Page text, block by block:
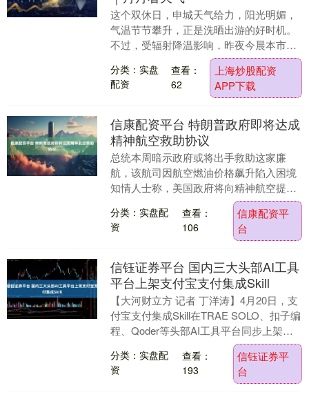
这个双休日，申城天气给力，阳光明媚，
气温节节攀升，正是洗晒出游的好时机。
不过，受辐射降温影响，昨夜今晨本市大
部郊区出现大雾天气，崇明、宝山和奉贤
个别站点能见度一....
分类：实盘
配资
查看：
62
上海炒股配资
APP下载
信康配资平台 特朗普政府即将达成
精神航空救助协议
总统本周暗示政府或将出手救助这家廉
航，该航司因航空燃油价格飙升陷入困境
知情人士称，美国政府将向精神航空提供
至多 5 亿美元贷款。 内容概要 特朗普政
府即将与精....
分类：实盘配
资
查看：
106
信康配资平
台
信钰证券平台 国内三大头部AI工具
平台上架支付宝支付集成Skill
【大河财立方 记者 丁洋涛】4月20日，支
付宝支付集成Skill在TRAE SOLO、扣子编
程、Qoder等头部AI工具平台同步上架。
记者在扣子编程体验中发现....
分类：实盘配
资
查看：
193
信钰证券平
台